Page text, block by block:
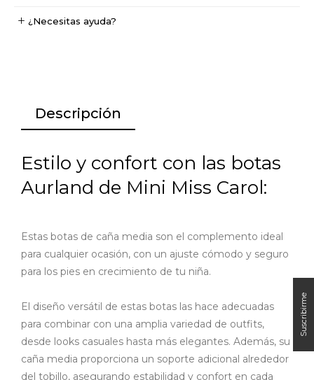
¿Necesitas ayuda?
Descripción
Estilo y confort con las botas
Aurland de Mini Miss Carol:
Estas botas de caña media son el complemento ideal
para cualquier ocasión, con un ajuste cómodo y seguro
para los pies en crecimiento de tu niña.
El diseño versátil de estas botas las hace adecuadas
para combinar con una amplia variedad de outfits,
desde looks casuales hasta más elegantes. Además, su
caña media proporciona un soporte adicional alrededor
del tobillo, asegurando estabilidad y confort en cada